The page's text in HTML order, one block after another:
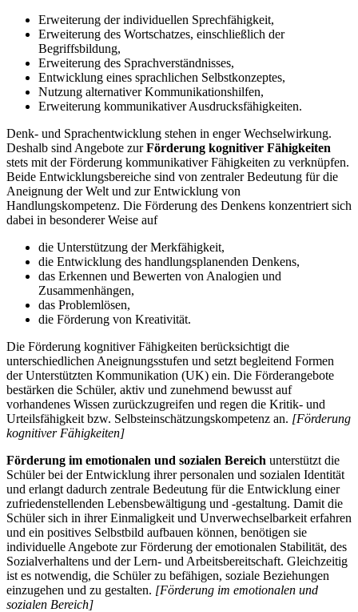
Erweiterung der individuellen Sprechfähigkeit,
Erweiterung des Wortschatzes, einschließlich der
Begriffsbildung,
Erweiterung des Sprachverständnisses,
Entwicklung eines sprachlichen Selbstkonzeptes,
Nutzung alternativer Kommunikationshilfen,
Erweiterung kommunikativer Ausdrucksfähigkeiten.
Denk- und Sprachentwicklung stehen in enger Wechselwirkung.
Deshalb sind Angebote zurFörderung kognitiver Fähigkeiten
stets mit der Förderung kommunikativer Fähigkeiten zu verknüpfen.
Beide Entwicklungsbereiche sind von zentraler Bedeutung für die
Aneignung der Welt und zur Entwicklung von
Handlungskompetenz. Die Förderung des Denkens konzentriert sich
dabei in besonderer Weise auf
die Unterstützung der Merkfähigkeit,
die Entwicklung des handlungsplanenden Denkens,
das Erkennen und Bewerten von Analogien und
Zusammenhängen,
das Problemlösen,
die Förderung von Kreativität.
Die Förderung kognitiver Fähigkeiten berücksichtigt die
unterschiedlichen Aneignungsstufen und setzt begleitend Formen
der Unterstützten Kommunikation (UK) ein. Die Förderangebote
bestärken die Schüler, aktiv und zunehmend bewusst auf
vorhandenes Wissen zurückzugreifen und regen die Kritik- und
Urteilsfähigkeit bzw. Selbsteinschätzungskompetenz an. [Förderung
kognitiver Fähigkeiten]
Förderung im emotionalen und sozialen Bereich unterstützt die
Schüler bei der Entwicklung ihrer personalen und sozialen Identität
und erlangt dadurch zentrale Bedeutung für die Entwicklung einer
zufriedenstellenden Lebensbewältigung und -gestaltung. Damit die
Schüler sich in ihrer Einmaligkeit und Unverwechselbarkeit erfahren
und ein positives Selbstbild aufbauen können, benötigen sie
individuelle Angebote zur Förderung der emotionalen Stabilität, des
Sozialverhaltens und der Lern- und Arbeitsbereitschaft. Gleichzeitig
ist es notwendig, die Schüler zu befähigen, soziale Beziehungen
einzugehen und zu gestalten. [Förderung im emotionalen und
sozialen Bereich]